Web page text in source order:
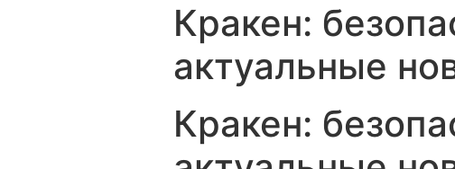
Кракен:
актуальные
Кракен: